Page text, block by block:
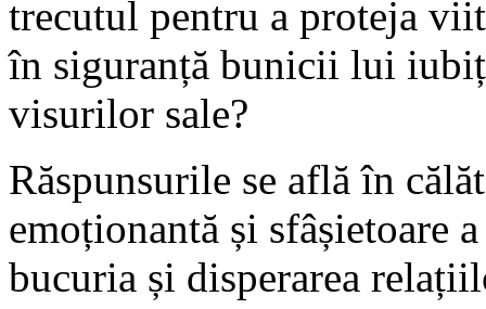
trecutul pentru a proteja
în siguranță bunicii lui
visurilor sale?
Răspunsurile se află în
emoționantă și sfâșietoare
bucuria și disperarea